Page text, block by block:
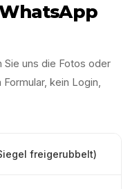
Sie uns die Fotos oder
kein Login,
freigerubbelt)